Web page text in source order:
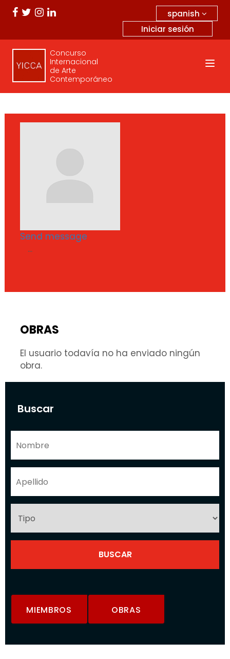
spanish
Iniciar sesión
Concurso
Internacional
de Arte
Contemporáneo
Buscar
MIEMBROS OBRAS
Send message
...
OBRAS
El usuario todavía no ha enviado ningún
obra.